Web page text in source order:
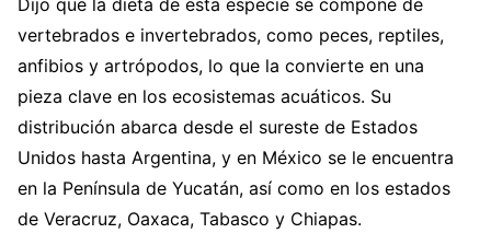
Dijo que la dieta de esta especie se compone de
vertebrados e invertebrados, como peces, reptiles,
anfibios y artrópodos, lo que la convierte en una
pieza clave en los ecosistemas acuáticos. Su
distribución abarca desde el sureste de Estados
Unidos hasta Argentina, y en México se le encuentra
en la Península de Yucatán, así como en los estados
de Veracruz, Oaxaca, Tabasco y Chiapas.